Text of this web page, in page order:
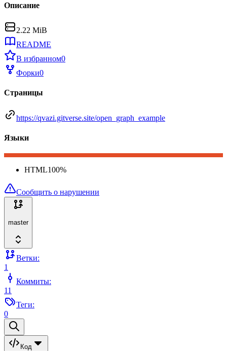
Описание
2.22 MiB
README
В избранном0
Форки0
Страницы
https://qvazi.gitverse.site/open_graph_example
Языки
HTML100%
Сообщить о нарушении
master
Ветки:
1
Коммиты:
11
Теги:
0
Код